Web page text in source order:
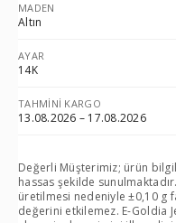
MADEN
Altın
AYAR
14K
TAHMINI KARGO
13.08.2026 – 17.08.2026
Değerli Müşterimiz; ürün
hassas şekilde
üretilmesi nedeniyle ±0,10 g
değerini etkilemez. E-Goldia